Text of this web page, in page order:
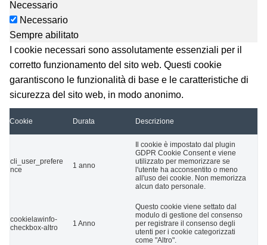
Necessario
Necessario
Sempre abilitato
I cookie necessari sono assolutamente essenziali per il
corretto funzionamento del sito web. Questi cookie
garantiscono le funzionalità di base e le caratteristiche di
sicurezza del sito web, in modo anonimo.
Cookie Durata Descrizione
cli_user_prefere
nce
1 anno
Il cookie è impostato dal plugin
GDPR Cookie Consent e viene
utilizzato per memorizzare se
l'utente ha acconsentito o meno
all'uso dei cookie. Non memorizza
alcun dato personale.
cookielawinfo-
checkbox-altro
1 Anno
Questo cookie viene settato dal
modulo di gestione del consenso
per registrare il consenso degli
utenti per i cookie categorizzati
come "Altro".